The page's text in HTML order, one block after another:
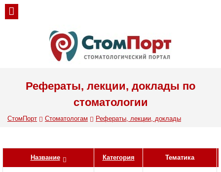
Рефераты, лекции, доклады по
стоматологии
СтомПорт Стоматологам Рефераты, лекции, доклады
Название Категория Тематика